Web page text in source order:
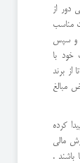
دور از
مناسب
و سپس
با
از برند
مبالغ
کرده
مالی
باشند .